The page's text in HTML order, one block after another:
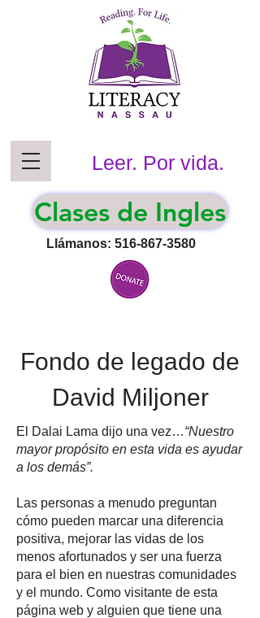
Llámanos: 516-867-3580
Leer. Por vida.
Clases de Ingles
Fondo de legado de
David Miljoner
El Dalai Lama dijo una vez…“Nuestro
mayor propósito en esta vida es ayudar
a los demás”.
Las personas a menudo preguntan
cómo pueden marcar una diferencia
positiva, mejorar las vidas de los
menos afortunados y ser una fuerza
para el bien en nuestras comunidades
y el mundo. Como visitante de esta
página web y alguien que tiene una